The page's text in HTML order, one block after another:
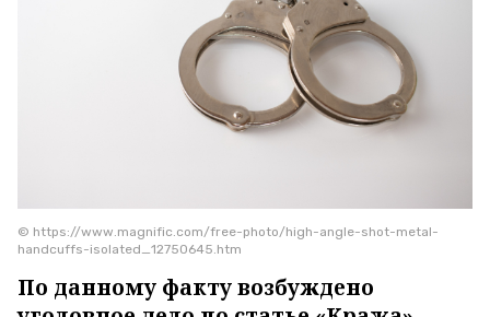
© https://www.magnific.com/free-photo/high-angle-shot-metal-
handcuffs-isolated_12750645.htm
По данному факту возбуждено